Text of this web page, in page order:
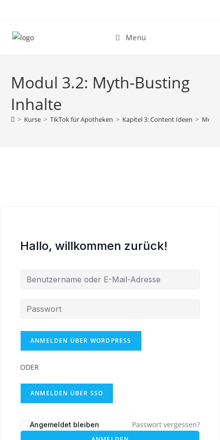
springen
Menü
Modul 3.2: Myth-Busting
Inhalte
> Kurse > TikTok für Apotheken > Kapitel 3: Content Ideen >
Hallo, willkommen zurück!
ODER
ANMELDEN ÜBER SSO
Angemeldet bleiben Passwort vergessen?